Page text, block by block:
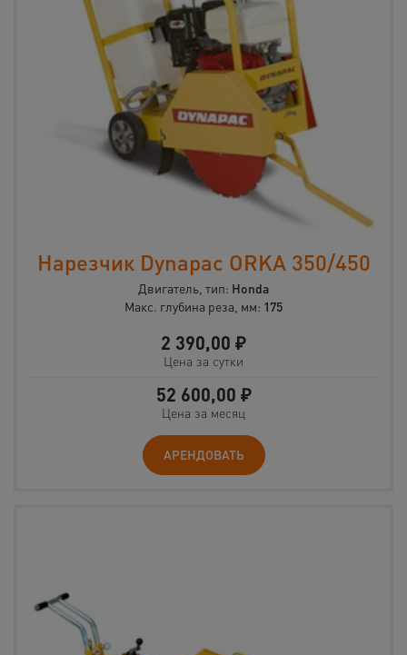
Нарезчик Dynapac ORKA 350/450
Двигатель, тип: Honda
Макс. глубина реза, мм: 175
2 390,00 ₽
Цена за сутки
52 600,00 ₽
Цена за месяц
АРЕНДОВАТЬ